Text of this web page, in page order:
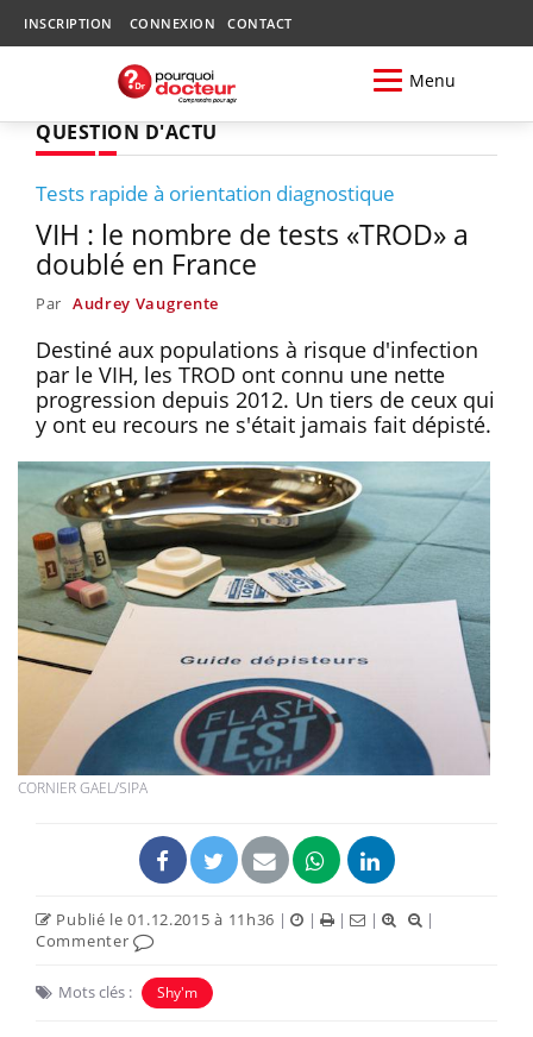
INSCRIPTION CONNEXION CONTACT
Menu
QUESTION D'ACTU
Tests rapide à orientation diagnostique
VIH : le nombre de tests «TROD» a
doublé en France
Par Audrey Vaugrente
Destiné aux populations à risque d'infection
par le VIH, les TROD ont connu une nette
progression depuis 2012. Un tiers de ceux qui
y ont eu recours ne s'était jamais fait dépisté.
CORNIER GAEL/SIPA
Publié le 01.12.2015 à 11h36 | | | |
|
Commenter
Mots clés : Shy'm